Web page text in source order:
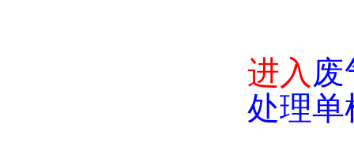
进入
处理单